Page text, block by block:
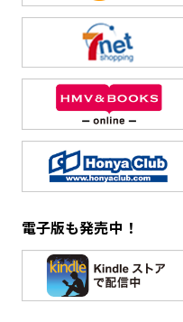
電子版も発売中！